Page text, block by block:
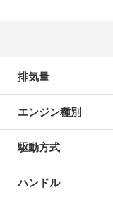
排気量
エンジン種別
駆動方式
ハンドル